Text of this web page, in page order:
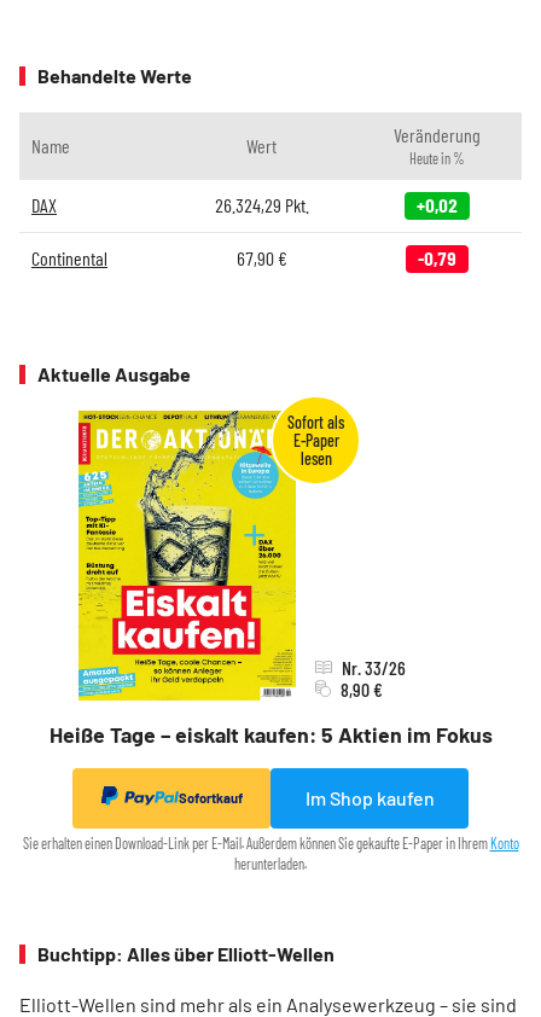
Behandelte Werte
Name Wert Veränderung
Heute in %
DAX 26.324,29 Pkt. +0,02
Continental 67,90€ -0,79
Aktuelle Ausgabe
Heiße Tage – eiskalt kaufen: 5 Aktien im Fokus
Nr. 33/26
8,90 €
Sofortkauf Im Shop kaufen
Sie erhalten einen Download-Link per E-Mail. Außerdem können Sie gekaufte E-Paper in Ihrem Konto
herunterladen.
Buchtipp: Alles über Elliott-Wellen
Elliott-Wellen sind mehr als ein Analysewerkzeug – sie sind